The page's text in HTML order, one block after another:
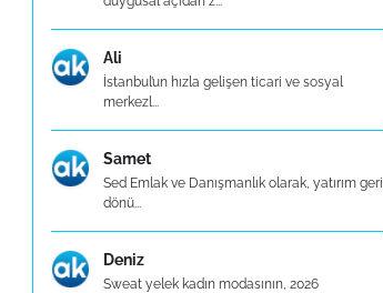
Ali
İstanbul’un hızla gelişen ticari ve sosyal
merkezl...
Samet
Sed Emlak ve Danışmanlık olarak, yatırım geri
dönü...
Deniz
Sweat yelek kadın modasının, 2026